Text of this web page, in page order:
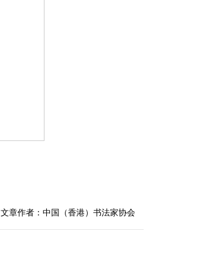
文章作者：中国（香港）书法家协会